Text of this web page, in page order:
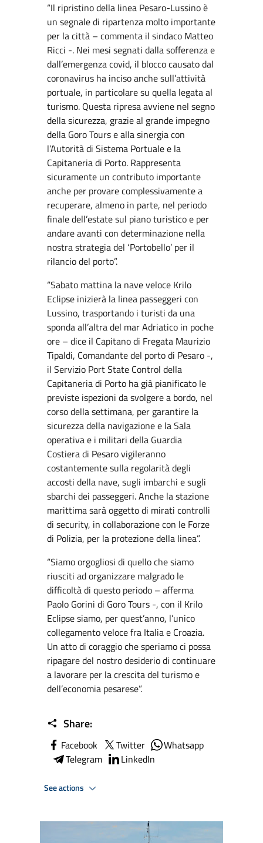
“Il ripristino della linea Pesaro-Lussino è
un segnale di ripartenza molto importante
per la città – commenta il sindaco Matteo
Ricci -. Nei mesi segnati dalla sofferenza e
dall’emergenza covid, il blocco causato dal
coronavirus ha inciso anche sull’attività
portuale, in particolare su quella legata al
turismo. Questa ripresa avviene nel segno
della sicurezza, grazie al grande impegno
della Goro Tours e alla sinergia con
l’Autorità di Sistema Portuale e la
Capitaneria di Porto. Rappresenta
sicuramente un contributo importante
anche per provare complessivamente a
recuperare, almeno in parte, nel periodo
finale dell’estate sul piano turistico e per
andare avanti con determinazione nella
nostra strategia del ‘Portobello’ per il
rilancio del porto”.
“Sabato mattina la nave veloce Krilo
Eclipse inizierà la linea passeggeri con
Lussino, trasportando i turisti da una
sponda all’altra del mar Adriatico in poche
ore – dice il Capitano di Fregata Maurizio
Tipaldi, Comandante del porto di Pesaro -,
il Servizio Port State Control della
Capitaneria di Porto ha già pianificato le
previste ispezioni da svolgere a bordo, nel
corso della settimana, per garantire la
sicurezza della navigazione e la Sala
operativa e i militari della Guardia
Costiera di Pesaro vigileranno
costantemente sulla regolarità degli
accosti della nave, sugli imbarchi e sugli
sbarchi dei passeggeri. Anche la stazione
marittima sarà oggetto di mirati controlli
di security, in collaborazione con le Forze
di Polizia, per la protezione della linea”.
“Siamo orgogliosi di quello che siamo
riusciti ad organizzare malgrado le
difficoltà di questo periodo – afferma
Paolo Gorini di Goro Tours -, con il Krilo
Eclipse siamo, per quest’anno, l’unico
collegamento veloce fra Italia e Croazia.
Un atto di coraggio che speriamo ci possa
ripagare del nostro desiderio di continuare
a lavorare per la crescita del turismo e
dell’economia pesarese”.
Share:
Facebook Twitter
Whatsapp
Telegram
LinkedIn
See actions